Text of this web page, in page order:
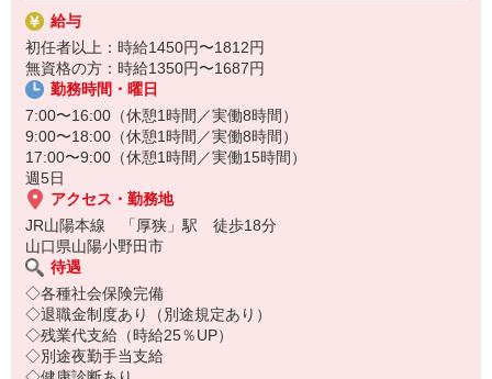
給与
初任者以上：時給1450円〜1812円
無資格の方：時給1350円〜1687円
勤務時間・曜日
7:00〜16:00（休憩1時間／実働8時間）
9:00〜18:00（休憩1時間／実働8時間）
17:00〜9:00（休憩1時間／実働15時間）
週5日
アクセス・勤務地
JR山陽本線 「厚狭」駅 徒歩18分
山口県山陽小野田市
待遇
◇各種社会保険完備
◇退職金制度あり（別途規定あり）
◇残業代支給（時給25％UP）
◇別途夜勤手当支給